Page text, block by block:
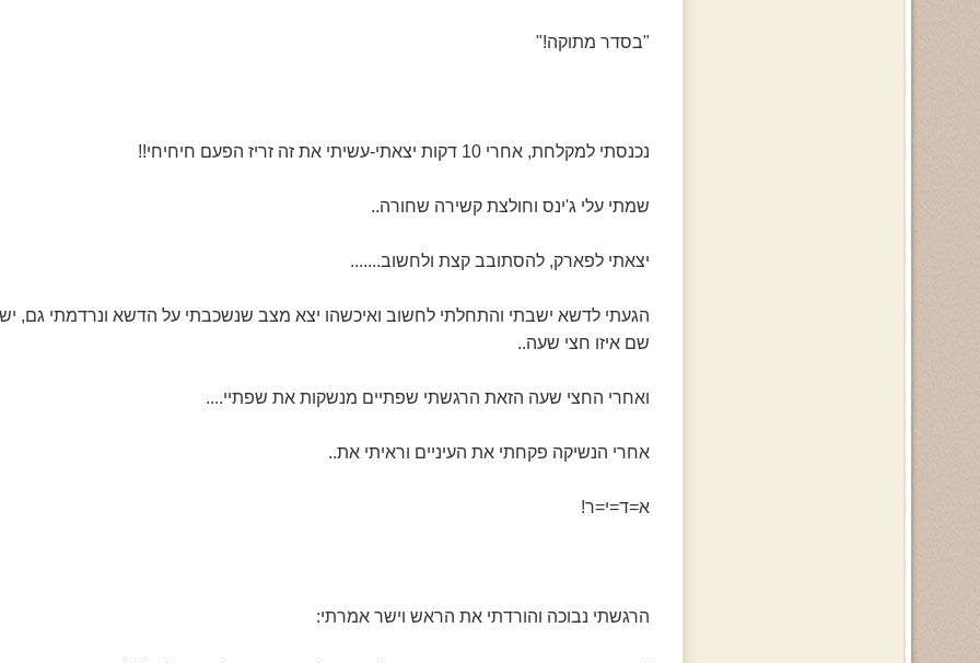
"בסדר מתוקה!"
נכנסתי למקלחת, אחרי 10 דקות יצאתי-עשיתי את זה זריז הפעם חיחיחי!!
שמתי עלי ג'ינס וחולצת קשירה שחורה..
יצאתי לפארק, להסתובב קצת ולחשוב.......
הגעתי לדשא ישבתי והתחלתי לחשוב ואיכשהו יצא מצב שנשכבתי על הדשא ונרדמתי גם,
שם איזו חצי שעה..
ואחרי החצי שעה הזאת הרגשתי שפתיים מנשקות את שפתיי....
אחרי הנשיקה פקחתי את העיניים וראיתי את..
א=ד=י=ר!
הרגשתי נבוכה והורדתי את הראש וישר אמרתי: